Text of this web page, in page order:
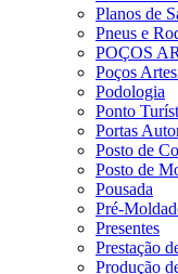
Planos de
Pneus e
POÇOS
Poços
Podologia
Ponto
Portas
Posto de
Posto de
Pousada
Pré-
Presentes
Prestação
Produção